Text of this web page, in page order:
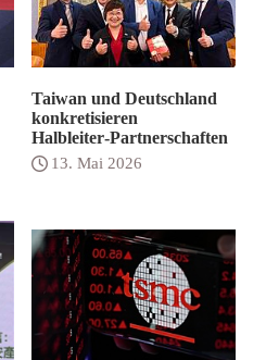
Taiwan und Deutschland
konkretisieren
Halbleiter‑Partnerschaften
13. Mai 2026